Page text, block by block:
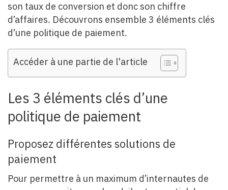
son taux de conversion et donc son chiffre
d’affaires. Découvrons ensemble 3 éléments clés
d’une politique de paiement.
Accéder à une partie de l'article
Les 3 éléments clés d’une
politique de paiement
Proposez différentes solutions de
paiement
Pour permettre à un maximum d’internautes de